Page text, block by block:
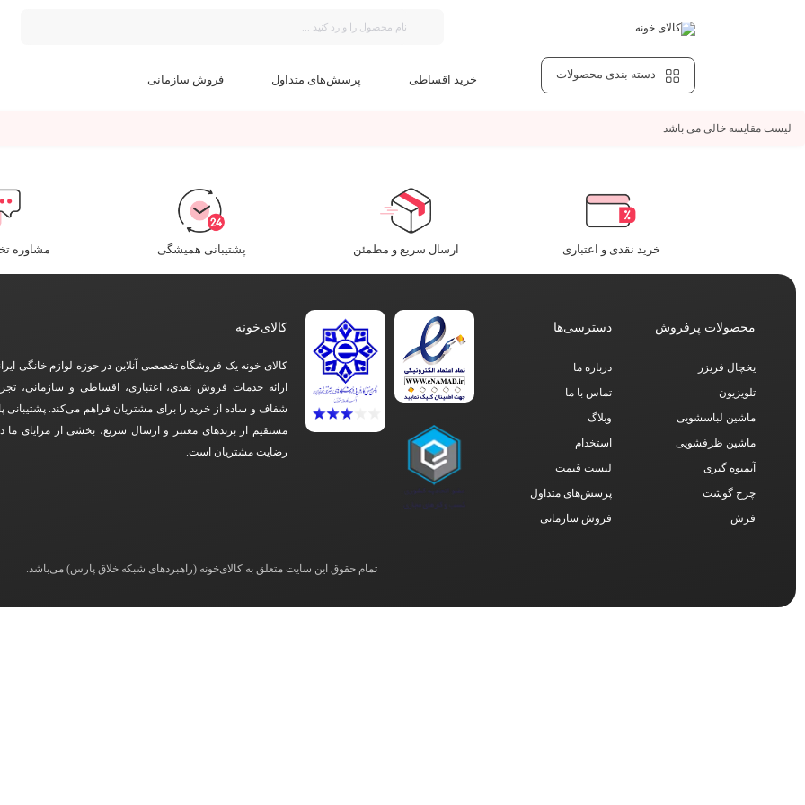
دسته بندی محصولات خرید اقساطی پرسش‌های متداول فروش سازمانی
لیست مقایسه خالی می باشد
خرید نقدی و اعتباری ارسال سریع و مطمئن​ پشتیبانی همیشگی مشاوره
محصولات پرفروش
یخچال فریزر
تلویزیون
ماشین لباسشویی
ماشین ظرفشویی
آبمیوه گیری
چرخ گوشت
فرش
دسترسی‌ها
درباره ما
تماس با ما
وبلاگ
استخدام
لیست قیمت
پرسش‌های متداول
فروش سازمانی
کالای‌خونه
کالای خونه یک فروشگاه تخصصی آنلاین در حوزه لوازم خانگی
ارائه خدمات فروش نقدی، اعتباری، اقساطی و سازمانی،
شفاف و ساده از خرید را برای مشتریان فراهم می‌کند. پشتیبانی
مستقیم از برندهای معتبر و ارسال سریع، بخشی از مزایای
رضایت مشتریان است.
تمام حقوق این سایت متعلق به کالای‌خونه (راهبردهای شبکه خلاق پارس) می‌باشد.